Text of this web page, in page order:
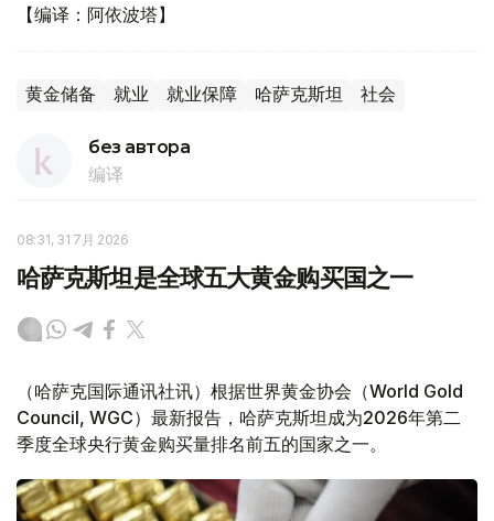
【编译：阿依波塔】
黄金储备 就业 就业保障 哈萨克斯坦 社会
без автора
编译
08:31, 31 7月 2026
哈萨克斯坦是全球五大黄金购买国之一
（哈萨克国际通讯社讯）根据世界黄金协会（World Gold
Council, WGC）最新报告，哈萨克斯坦成为2026年第二
季度全球央行黄金购买量排名前五的国家之一。